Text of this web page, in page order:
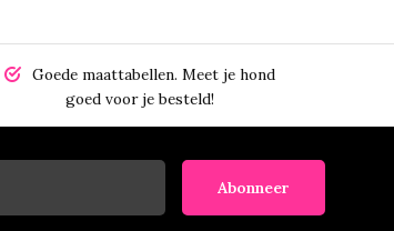
Goede maattabellen. Meet je hond
goed voor je besteld!
Abonneer